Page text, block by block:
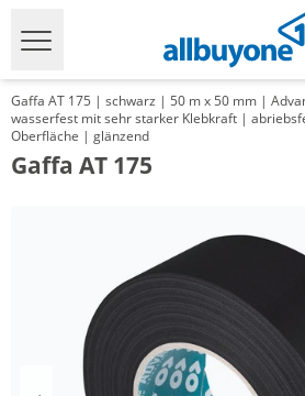
Gaffa AT 175 | schwarz | 50 m x 50 mm |
wasserfest mit sehr starker Klebkraft |
Oberfläche | glänzend
Gaffa AT 175